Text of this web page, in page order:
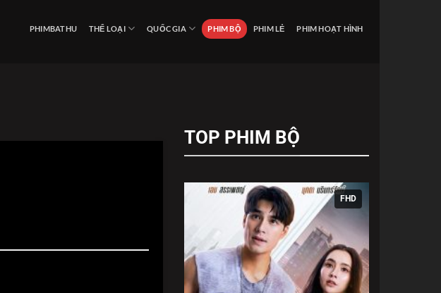
PHIMBATHU THỂ LOẠI QUỐC GIA PHIM BỘ PHIM LẺ PHIM HOẠT HÌNH
TOP PHIM BỘ
FHD